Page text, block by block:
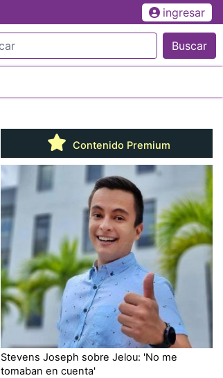
ingresar
Buscar
Contenido Premium
Stevens Joseph sobre Jelou: 'No me
tomaban en cuenta'